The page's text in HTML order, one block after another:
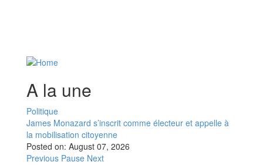
A la une
Politique
James Monazard s’inscrit comme électeur et appelle à
la mobilisation citoyenne
Posted on: August 07, 2026
Previous Pause Next